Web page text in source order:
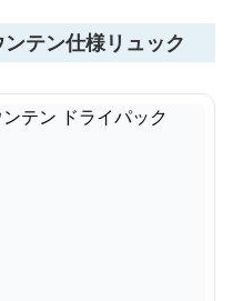
テン仕様リュック